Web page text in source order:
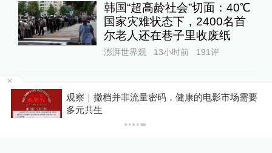
韩国“超高龄社会”切面：40℃
国家灾难状态下，2400名首
尔老人还在巷子里收废纸
澎湃世界观 13小时前 191评
观察｜撤档并非流量密码，健康的电影市场需要
多元共生